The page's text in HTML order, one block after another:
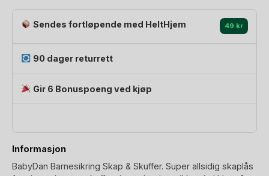
Av/På
funksjonSendes fortløpende med HeltHjem 49 kr
90 dager returrett
Gir 6 Bonuspoeng ved kjøp
Informasjon
BabyDan Barnesikring Skap & Skuffer. Super allsidig skaplås